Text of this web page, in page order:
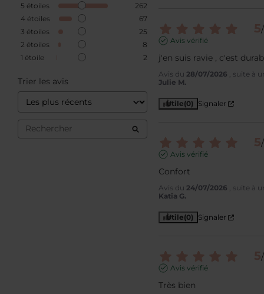
5 étoiles
262
4 étoiles
67
3 étoiles
25
2 étoiles
8
1 étoile 2
Trier les avis
5/
Avis vérifié
j'en suis ravie , c'est
Avis du 28/07/2026 , suite à
Julie M.
Utile(0) Signaler
5/
Avis vérifié
Confort
Avis du 24/07/2026 , suite à
Katia G.
Utile(0) Signaler
5/
Avis vérifié
Très bien